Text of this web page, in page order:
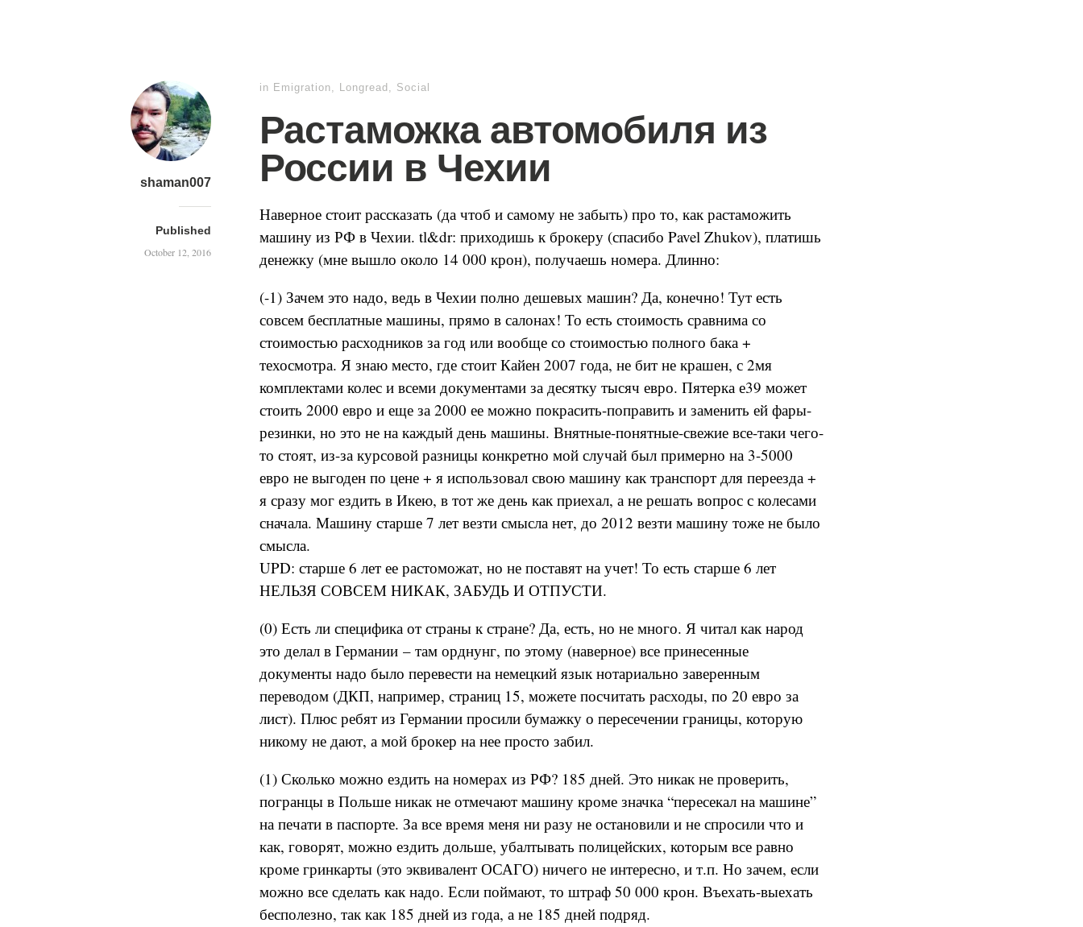
shaman007
Published
October 12, 2016
in Emigration, Longread , Social
Растаможка автомобиля из
России в Чехии
Наверное стоит рассказать (да чтоб и самому не забыть) про то, как растаможить
машину из РФ в Чехии. tl&dr: приходишь к брокеру (спасибо Pavel Zhukov), платишь
денежку (мне вышло около 14 000 крон), получаешь номера. Длинно:
(-1) Зачем это надо, ведь в Чехии полно дешевых машин? Да, конечно! Тут есть
совсем бесплатные машины, прямо в салонах! То есть стоимость сравнима со
стоимостью расходников за год или вообще со стоимостью полного бака +
техосмотра. Я знаю место, где стоит Кайен 2007 года, не бит не крашен, с 2мя
комплектами колес и всеми документами за десятку тысяч евро. Пятерка е39 может
стоить 2000 евро и еще за 2000 ее можно покрасить-поправить и заменить ей фары-
резинки, но это не на каждый день машины. Внятные-понятные-свежие все-таки чего-
то стоят, из-за курсовой разницы конкретно мой случай был примерно на 3-5000
евро не выгоден по цене + я использовал свою машину как транспорт для переезда +
я сразу мог ездить в Икею, в тот же день как приехал, а не решать вопрос с колесами
сначала. Машину старше 7 лет везти смысла нет, до 2012 везти машину тоже не было
смысла.
UPD: старше 6 лет ее растоможат, но не поставят на учет! То есть старше 6 лет
НЕЛЬЗЯ СОВСЕМ НИКАК, ЗАБУДЬ И ОТПУСТИ.
(0) Есть ли специфика от страны к стране? Да, есть, но не много. Я читал как народ
это делал в Германии – там орднунг, по этому (наверное) все принесенные
документы надо было перевести на немецкий язык нотариально заверенным
переводом (ДКП, например, страниц 15, можете посчитать расходы, по 20 евро за
лист). Плюс ребят из Германии просили бумажку о пересечении границы, которую
никому не дают, а мой брокер на нее просто забил.
(1) Сколько можно ездить на номерах из РФ? 185 дней. Это никак не проверить,
погранцы в Польше никак не отмечают машину кроме значка “пересекал на машине”
на печати в паспорте. За все время меня ни разу не остановили и не спросили что и
как, говорят, можно ездить дольше, убалтывать полицейских, которым все равно
кроме гринкарты (это эквивалент ОСАГО) ничего не интересно, и т.п. Но зачем, если
можно все сделать как надо. Если поймают, то штраф 50 000 крон. Въехать-выехать
бесполезно, так как 185 дней из года, а не 185 дней подряд.